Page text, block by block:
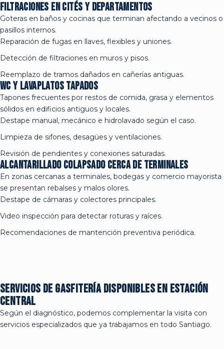
Filtraciones en cités y departamentos
Goteras en baños y cocinas que terminan afectando a vecinos o
pasillos internos.
Reparación de fugas en llaves, flexibles y uniones.
Detección de filtraciones en muros y pisos.
Reemplazo de tramos dañados en cañerías antiguas.
WC y lavaplatos tapados
Tapones frecuentes por restos de comida, grasa y elementos
sólidos en edificios antiguos y locales.
Destape manual, mecánico e hidrolavado según el caso.
Limpieza de sifones, desagües y ventilaciones.
Revisión de pendientes y conexiones saturadas.
Alcantarillado colapsado cerca de terminales
En zonas cercanas a terminales, bodegas y comercio mayorista
se presentan rebalses y malos olores.
Destape de cámaras y colectores principales.
Video inspección para detectar roturas y raíces.
Recomendaciones de mantención preventiva periódica.
Servicios de gasfitería disponibles en Estación
Central
Según el diagnóstico, podemos complementar la visita con
servicios especializados que ya trabajamos en todo Santiago.